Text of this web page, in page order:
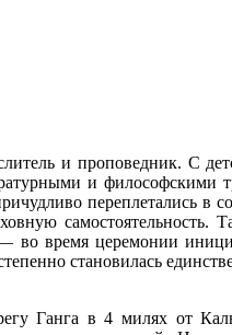
и проповедник. С
и философскими
переплетались в
самостоятельность.
во время церемонии
становилась
Ганга в 4 милях от